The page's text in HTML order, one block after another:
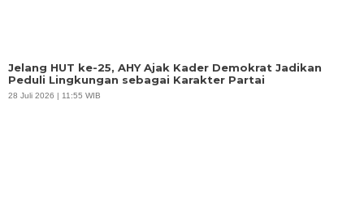
Jelang HUT ke-25, AHY Ajak Kader Demokrat Jadikan
Peduli Lingkungan sebagai Karakter Partai
28 Juli 2026 | 11:55 WIB